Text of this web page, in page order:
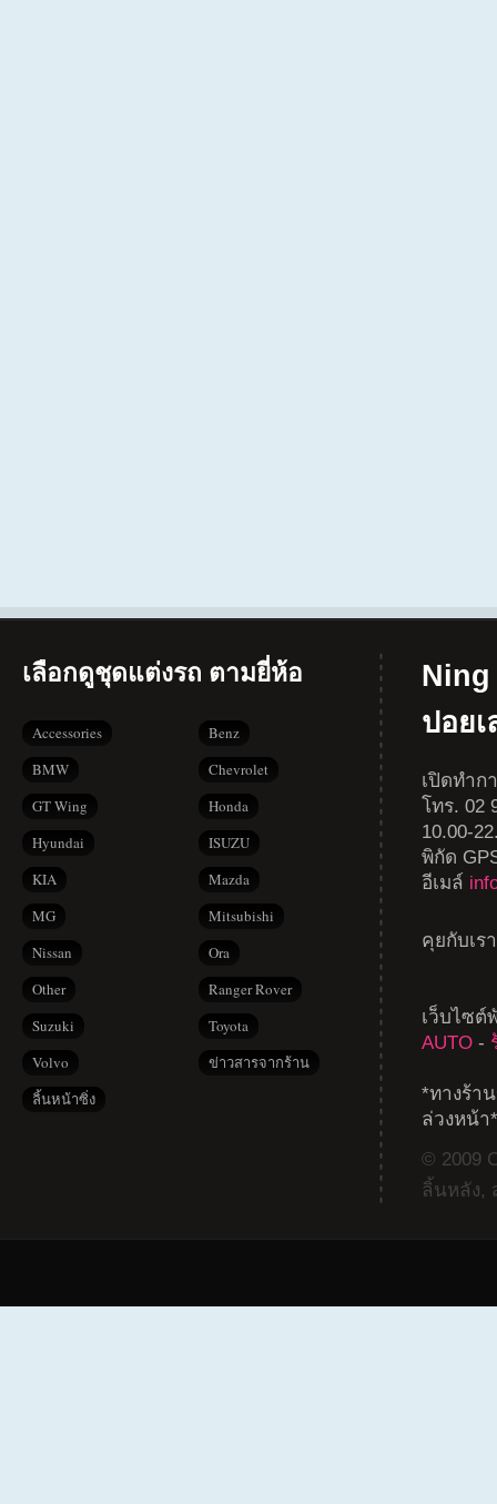
เลือกดูชุดแต่งรถ ตามยี่ห้อ
Accessories
Benz
BMW
Chevrolet
GT Wing
Honda
Hyundai
ISUZU
KIA
Mazda
MG
Mitsubishi
Nissan
Ora
Other
Ranger Rover
Suzuki
Toyota
Volvo
ข่าวสารจากร้าน
ลิ้นหน้าซิ่ง
Ning
ปอย
เปิดทำก
โทร. 02
10.00-
พิกัด
อีเมล์
คุยกับเร
เว็บไซ
AUTO -
*ทางร้า
ล่วงหน้า*
© 2009
ลิ้นหลัง,